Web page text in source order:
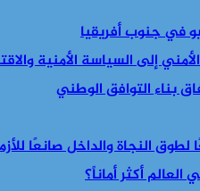
بناء التوافق الوطني
النجاة والداخل صانعًا
أكثر أماناً؟